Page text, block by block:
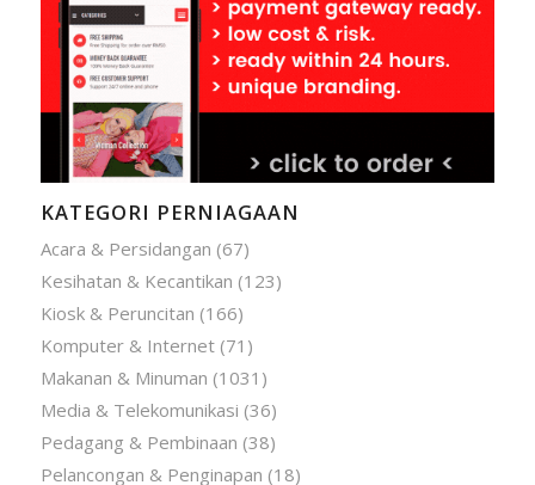
KATEGORI PERNIAGAAN
Acara & Persidangan (67)
Kesihatan & Kecantikan (123)
Kiosk & Peruncitan (166)
Komputer & Internet(71)
Makanan & Minuman (1031)
Media & Telekomunikasi (36)
Pedagang & Pembinaan (38)
Pelancongan & Penginapan (18)